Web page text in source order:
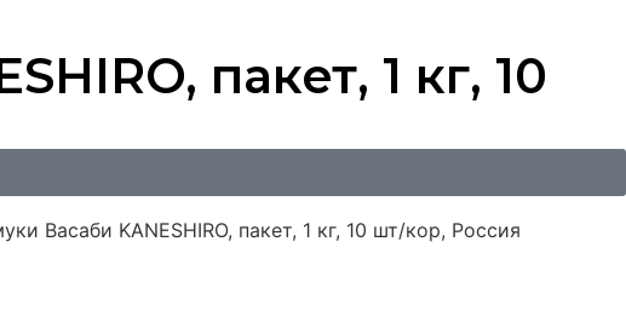
пакет, 1 кг, 10
Васаби KANESHIRO, пакет, 1 кг, 10 шт/кор, Россия